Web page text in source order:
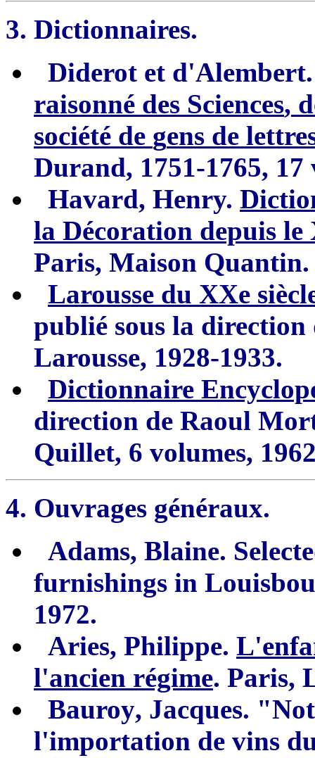
3. Dictionnaires.
Diderot et
raisonné des Sciences,
société de gens de
Durand, 1751-1765, 17
Havard, Henry.
la Décoration depuis
Paris, Maison Quantin.
Larousse du XXe
publié sous la
Larousse, 1928-1933.
Dictionnaire
direction de Raoul
Quillet, 6 volumes,
4. Ouvrages généraux.
Adams, Blaine.
furnishings in Lo
1972.
Aries, Philippe.
l'ancien régime. Paris,
Bauroy, Jacques.
l'importation de vins